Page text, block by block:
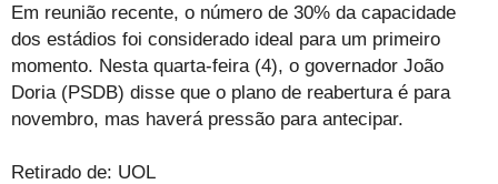
Em reunião recente, o número de 30% da capacidade
dos estádios foi considerado ideal para um primeiro
momento. Nesta quarta-feira (4), o governador João
Doria (PSDB) disse que o plano de reabertura é para
novembro, mas haverá pressão para antecipar.
Retirado de: UOL